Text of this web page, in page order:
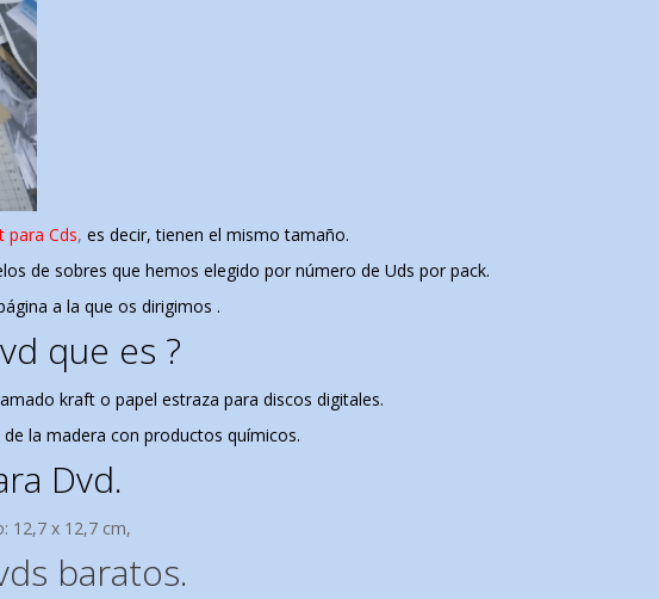
para Cds, es decir, tienen el mismo tamaño.
de sobres que hemos elegido por número de Uds por pack.
a la que os dirigimos .
que es ?
kraft o papel estraza para discos digitales.
la madera con productos químicos.
Dvd.
12,7 x 12,7 cm,
baratos.